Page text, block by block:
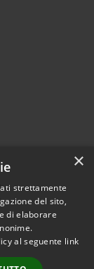
• Comune di
×
strettamente
del sito,
di elaborare
al seguente link